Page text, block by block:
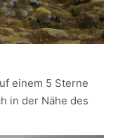
einem 5 Sterne
in der Nähe des